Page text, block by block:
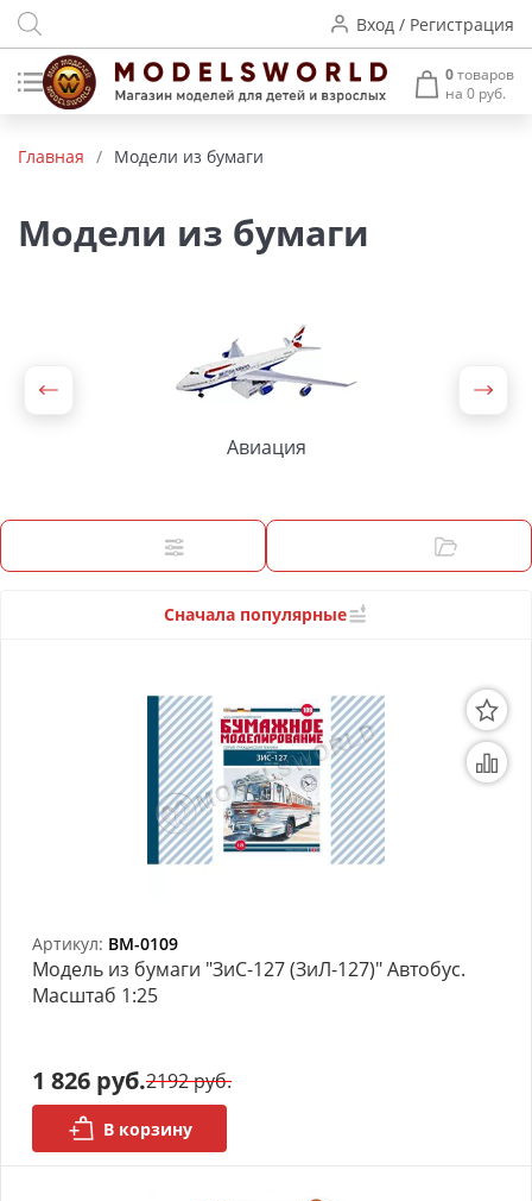
Вход / Регистрация
0товаров
на 0 руб.
Радиоуправляемые модели
Пластиковые модели
3D Модели
Инструмент для моделиста
Материалы для моделизма
Литература для моделиста
Готовые модели
Торговое оборудование
Товары для школы
Органайзеры
Полки под краску
Главная / Модели из бумаги
Модели из бумаги
Авиация
Сначала популярные
Артикул: BM-0109
Модель из бумаги "ЗиС-127 (ЗиЛ-127)" Автобус.
Масштаб 1:25
1 826 руб.2192 руб.
В корзину